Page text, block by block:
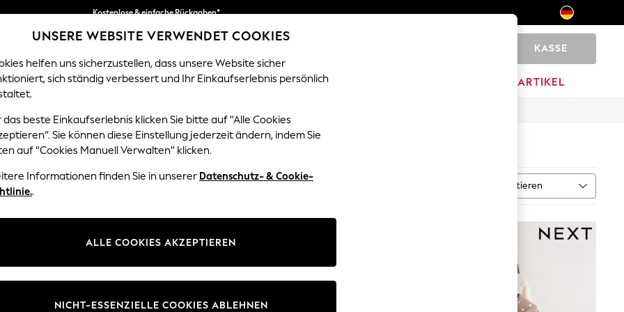
Kostenlose & einfache Rückgaben*
Wir akzeptieren.
KASSE
BABY DAMEN HERREN HOME AUSVERKAUFSARTIKEL
BABY UNISEX KLEIDUNG(22600)
Sortieren
UNSERE WEBSITE VERWENDET COOKIES
helfen uns sicherzustellen, dass unsere Website sicher
sich ständig verbessert und Ihr Einkaufserlebnis persönlich
das beste Einkaufserlebnis klicken Sie bitte auf "Alle Cookies
Sie können diese Einstellung jederzeit ändern, indem Sie
auf "Cookies Manuell Verwalten" klicken.
Informationen finden Sie in unserer Datenschutz- & Cookie-
.
ALLE COOKIES AKZEPTIEREN
NICHT-ESSENZIELLE COOKIES ABLEHNEN